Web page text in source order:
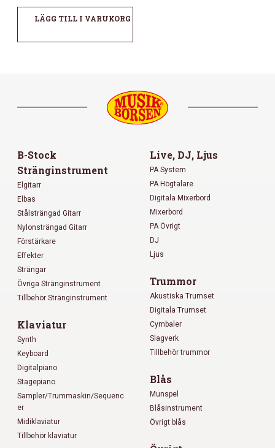
LÄGG TILL I VARUKORG
B-Stock
Stränginstrument
Elgitarr
Elbas
Stålsträngad Gitarr
Nylonsträngad Gitarr
Förstärkare
Effekter
Strängar
Övriga Stränginstrument
Tillbehör Stränginstrument
Klaviatur
Synth
Keyboard
Digitalpiano
Stagepiano
Sampler/Trummaskin/Sequenc
er
Midiklaviatur
Tillbehör klaviatur
Live, DJ, Ljus
PA System
PA Högtalare
Digitala Mixerbord
Mixerbord
PA Övrigt
DJ
Ljus
Trummor
Akustiska Trumset
Digitala Trumset
Cymbaler
Slagverk
Tillbehör trummor
Blås
Munspel
Blåsinstrument
Övrigt blås